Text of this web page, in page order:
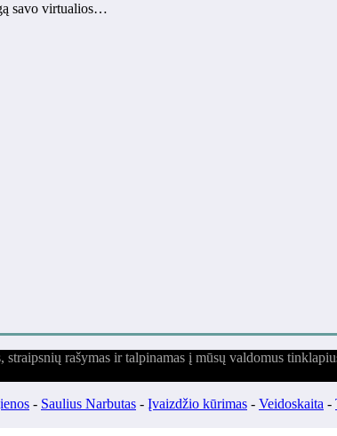
savo virtualios…
straipsnių rašymas ir talpinamas į mūsų valdomus
- Saulius Narbutas - Įvaizdžio kūrimas - Veidoskaita -